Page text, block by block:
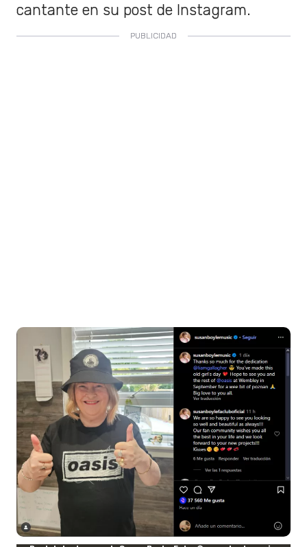
cantante en su post de Instagram.